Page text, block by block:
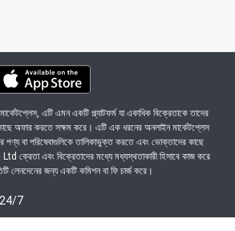
এটি এমন একটি প্ল্যাটফর্ম যা একাধিক বিক্রেতাকে তাদের
অফার করতে সক্ষম করে। এটি এক ধরনের অনলাইন মার্কেটপ্লেস
পণ্য বা পরিষেবাগুলিকে তালিকাভুক্ত করতে এবং ভোক্তাদের কাছে
ক্রেতা এবং বিক্রেতাদের মধ্যে মধ্যস্থতাকারী হিসাবে কাজ করে
লেনদেনের জন্য একটি কমিশন বা ফি চার্জ করে।
7